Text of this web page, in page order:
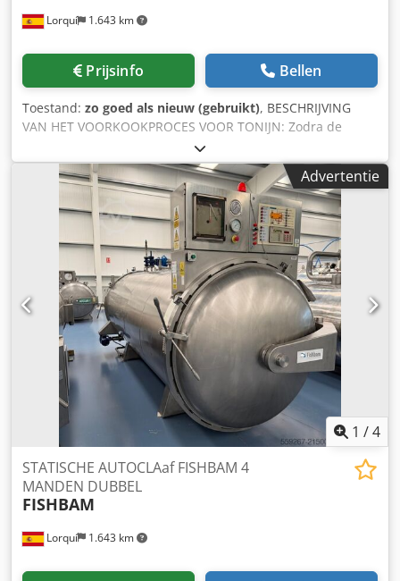
Lorquí 1.643 km
Prijsinfo Bellen
Toestand: zo goed als nieuw (gebruikt), BESCHRIJVING
VAN HET VOORKOOKPROCES VOOR TONIJN: Zodra de
totale productcapaciteit is bereikt, wordt de grondstof door
middel van karren met daarop de trays mechanisch in de
koker gebracht. Cedpfx Agoyufg Rodorf de bakken
mechanisch, zodra de totale capaciteit van het te
verwerken product bereikt is, wordt de kookplaat
hermetisch afgesloten De kookplaat wordt aan beide
uiteinden hermetisch afgesloten, zodat het voorkookproces
kan beginnen. het voorkook-/kookproces. Volledig
automatisch. BEVAT: *Gemotoriseerde in- en uitgang van
de trolleys. *Filter. *Inlaat- en uitlaatscharen.
Advertentie
1 /4
Lorquí 1.643 km
STATISCHE AUTOCLAaf FISHBAM 4
MANDEN DUBBEL
FISHBAM